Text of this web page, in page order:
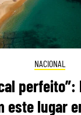
NACIONAL
este lugar